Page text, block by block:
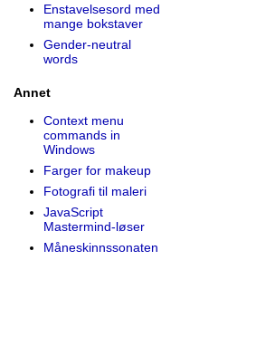
Enstavelsesord med
mange bokstaver
Gender-neutral
words
Annet
Context menu
commands in
Windows
Farger for makeup
Fotografi til maleri
JavaScript
Mastermind-løser
Måneskinns­sonaten